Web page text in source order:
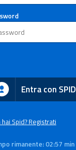
Entra con SPID
Spid? Registrati
rimanente: 02:57 min